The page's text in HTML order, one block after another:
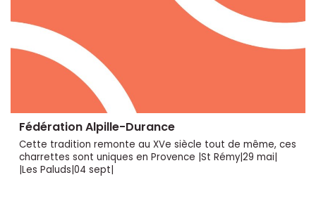
Fédération Alpille-Durance
Cette tradition remonte au XVe siècle tout de même, ces
charrettes sont uniques en Provence |St Rémy|29 mai|
|Les Paluds|04 sept|